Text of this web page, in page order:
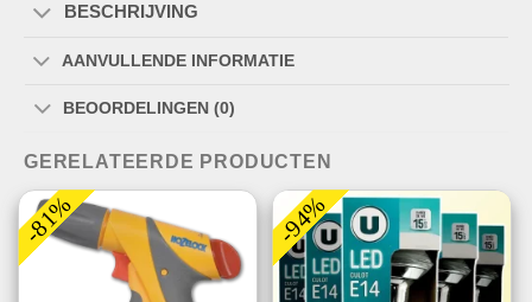
BESCHRIJVING
AANVULLENDE INFORMATIE
BEOORDELINGEN (0)
GERELATEERDE PRODUCTEN
-81% -94%